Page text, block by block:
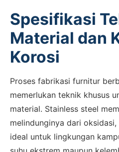
Spesifikasi
Material dan
Korosi
Proses fabrikasi furnitur
memerlukan teknik khusus
material. Stainless steel
melindunginya dari
ideal untuk lingkungan